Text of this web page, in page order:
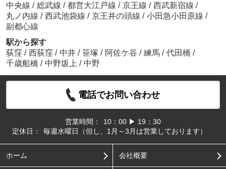
中央線 / 総武線 / 都営大江戸線 / 京王線 / 西武新宿線 /
丸ノ内線 / 西武池袋線 / 京王井の頭線 / 小田急小田原線 /
副都心線
駅から探す
荻窪 / 西荻窪 / 中井 / 笹塚 / 阿佐ケ谷 / 練馬 / 代田橋 /
千歳船橋 / 中野坂上 / 中野
電話でお問い合わせ
営業時間：
10：00 ▶ 19：30
定休日：
毎週水曜日（但し、1月～3月は営業しております）
ホーム 会社概要